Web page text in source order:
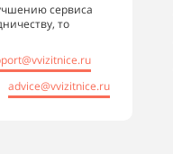
сервиса
то
advice@vvizitnice.ru